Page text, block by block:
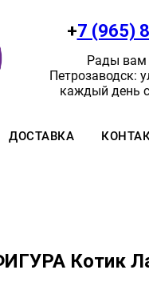
+7 (965)
Рады вам
Петрозаводск:
каждый день
ДОСТАВКА
Котик